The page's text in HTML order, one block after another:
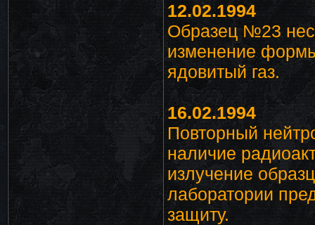
12.02.1994
Образец №23
изменение
ядовитый газ.
16.02.1994
Повторный
наличие
излучение
лаборатории
защиту.